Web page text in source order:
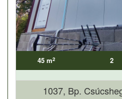
45 m2 2
1037, Bp.